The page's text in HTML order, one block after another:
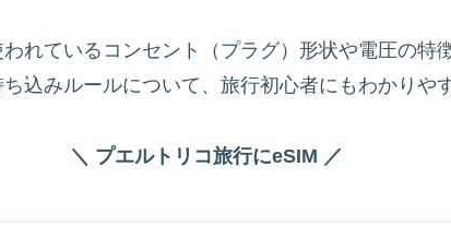
れているコンセント（プラグ）形状や電圧の特
込みルールについて、旅行初心者にもわかりや
＼ プエルトリコ旅行にeSIM ／